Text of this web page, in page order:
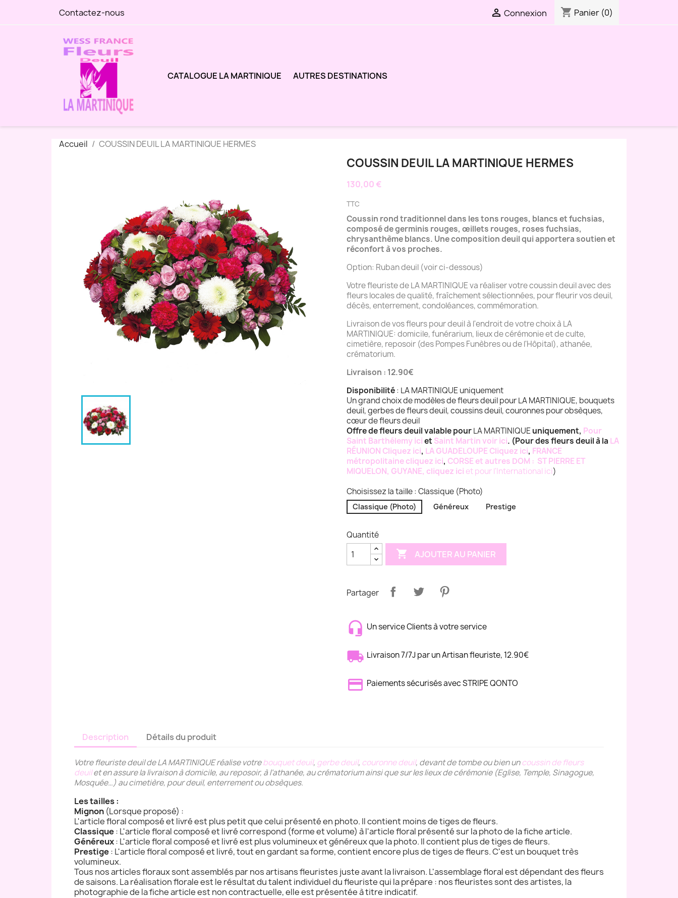
Contactez-nous  Connexion shopping_cart Panier (0)
CATALOGUE LA MARTINIQUE AUTRES DESTINATIONS
Accueil COUSSIN DEUIL LA MARTINIQUE HERMES
COUSSIN DEUIL LA MARTINIQUE HERMES
130,00 €
TTC
Coussin rond traditionnel dans les tons rouges, blancs et fuchsias,
composé de germinis rouges, œillets rouges, roses fuchsias,
chrysanthème blancs. Une composition deuil qui apportera soutien et
réconfort à vos proches.
Option: Ruban deuil (voir ci-dessous)
Votre fleuriste de LA MARTINIQUE va réaliser votre coussin deuil avec des
fleurs locales de qualité, fraîchement sélectionnées, pour fleurir vos deuil,
décès, enterrement, condoléances, commémoration.
Livraison de vos fleurs pour deuil à l'endroit de votre choix à LA
MARTINIQUE: domicile, funérarium, lieux de cérémonie et de culte,
cimetière, reposoir (des Pompes Funèbres ou de l'Hôpital), athanée,
crématorium.
Livraison : 12.90€
Disponibilité: LA MARTINIQUE uniquement
Un grand choix de modèles de fleurs deuil pour LA MARTINIQUE, bouquets
deuil, gerbes de fleurs deuil, coussins deuil, couronnes pour obsèques,
cœur de fleurs deuil
Offre de fleurs deuil valable pourLA MARTINIQUEuniquement, Pour
Saint Barthélemy iciet Saint Martin voir ici. (Pour des fleurs deuil à la LA
RÉUNION Cliquez ici, LA GUADELOUPE Cliquez ici, FRANCE
métropolitaine cliquez ici, CORSE et autres DOM : ST PIERRE ET
MIQUELON, GUYANE, cliquez ici et pour l'International ici)
Choisissez la taille : Classique (Photo)
Classique (Photo) Généreux Prestige
Quantité
 AJOUTER AU PANIER
Partager
Un service Clients à votre service
Livraison 7/7J par un Artisan fleuriste, 12.90€
Paiements sécurisés avec STRIPE QONTO
Description Détails du produit
Votre fleuriste deuil de LA MARTINIQUE réalise votrebouquet deuil, gerbe deuil, couronne deuil, devant de tombe ou bien uncoussin de fleurs
deuilet en assure la livraison à domicile, au reposoir, à l’athanée, au crématorium ainsi que sur les lieux de cérémonie (Eglise, Temple, Sinagogue,
Mosquée…) au cimetière, pour deuil, enterrement ou obsèques.
Les tailles :
Mignon (Lorsque proposé) :
L'article floral composé et livré est plus petit que celui présenté en photo. Il contient moins de tiges de fleurs.
Classique: L'article floral composé et livré correspond (forme et volume) à l'article floral présenté sur la photo de la fiche article.
Généreux: L'article floral composé et livré est plus volumineux et généreux que la photo. Il contient plus de tiges de fleurs.
Prestige: L'article floral composé et livré, tout en gardant sa forme, contient encore plus de tiges de fleurs. C'est un bouquet très
volumineux.
Tous nos articles floraux sont assemblés par nos artisans fleuristes juste avant la livraison. L'assemblage floral est dépendant des fleurs
de saisons. La réalisation florale est le résultat du talent individuel du fleuriste qui la prépare : nos fleuristes sont des artistes, la
photographie de la fiche article est non contractuelle, elle est présentée à titre indicatif.